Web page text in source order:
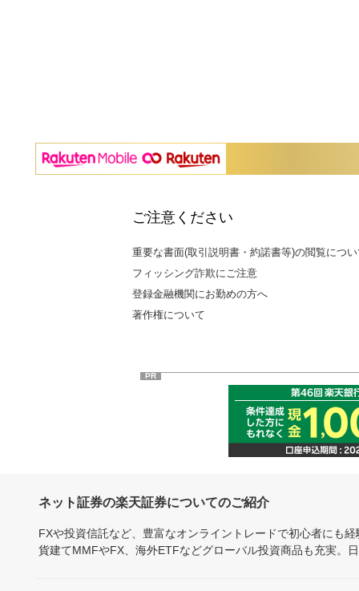
ご注意ください
重要な書面(取引説明書・約諾書等)の閲覧につ
フィッシング詐欺にご注意
登録金融機関にお勤めの方へ
著作権について
PR
ネット証券の楽天証券についてのご紹介
FXや投資信託など、豊富なオンライントレードで初心者にも
貨建てMMFやFX、海外ETFなどグローバル投資商品も充実。